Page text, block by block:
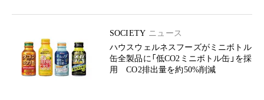
SOCIETY ニュース
ハウスウェルネスフーズがミニボトル
缶全製品に「低CO2ミニボトル缶」を採
用 CO2排出量を約50%削減